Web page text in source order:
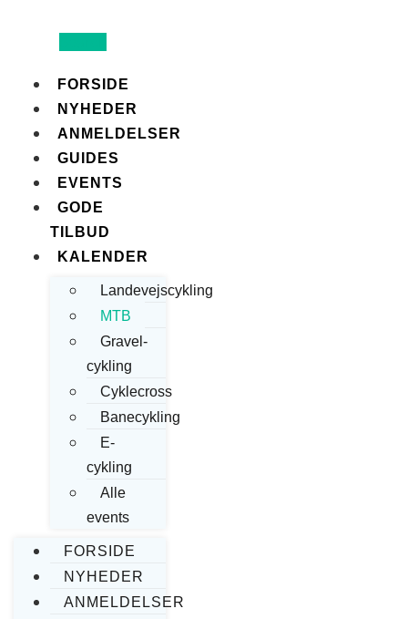
FORSIDE
NYHEDER
ANMELDELSER
GUIDES
EVENTS
GODE
TILBUD
KALENDER
Landevejscykling
MTB
Gravel-
cykling
Cyklecross
Banecykling
E-
cykling
Alle
events
FORSIDE
NYHEDER
ANMELDELSER